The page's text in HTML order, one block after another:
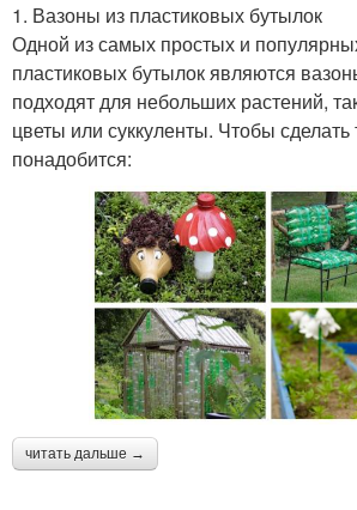
1. Вазоны из пластиковых бутылок
Одной из самых простых и
пластиковых бутылок являются
подходят для небольших растений,
цветы или суккуленты. Чтобы сделать
понадобится:
читать дальше →